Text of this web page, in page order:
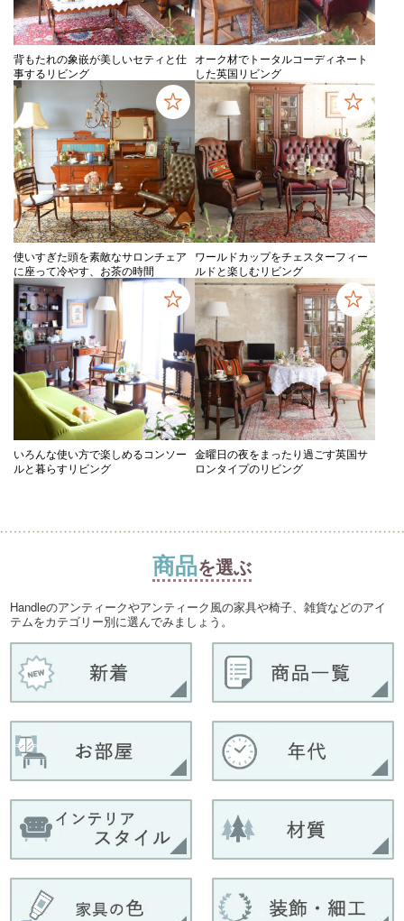
背もたれの象嵌が美しいセティと仕
事するリビング
オーク材でトータルコーディネート
した英国リビング
使いすぎた頭を素敵なサロンチェア
に座って冷やす、お茶の時間
ワールドカップをチェスターフィー
ルドと楽しむリビング
いろんな使い方で楽しめるコンソー
ルと暮らすリビング
金曜日の夜をまったり過ごす英国サ
ロンタイプのリビング
商品を選ぶ
Handleのアンティークやアンティーク風の家具や椅子、雑貨などのアイ
テムをカテゴリー別に選んでみましょう。